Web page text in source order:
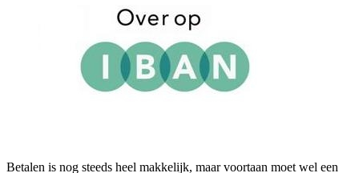
Betalen is nog steeds heel makkelijk, maar voortaan moet wel een